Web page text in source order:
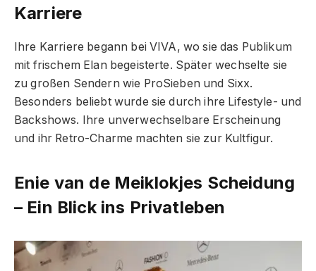
Karriere
Ihre Karriere begann bei VIVA, wo sie das Publikum
mit frischem Elan begeisterte. Später wechselte sie
zu großen Sendern wie ProSieben und Sixx.
Besonders beliebt wurde sie durch ihre Lifestyle- und
Backshows. Ihre unverwechselbare Erscheinung
und ihr Retro-Charme machten sie zur Kultfigur.
Enie van de Meiklokjes Scheidung
– Ein Blick ins Privatleben